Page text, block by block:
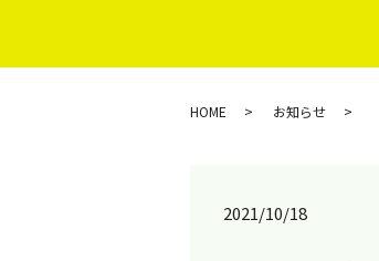
HOME お知らせ
2021/10/18